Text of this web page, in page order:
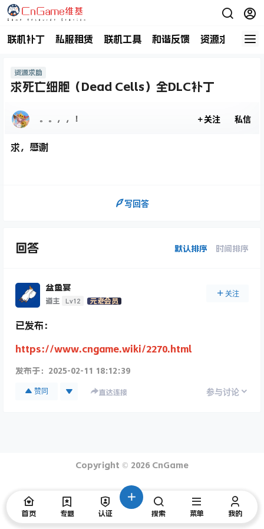
联机补丁 私服租赁 联机工具 和谐反馈 资源求助 商
资源求助
求死亡细胞（Dead Cells）全DLC补丁
。。，，！ 关注 私信
求，感谢
写回答
回答 默认排序 时间排序
盆鱼宴
道主 Lv12 元老会员
关注
已发布：
https://www.cngame.wiki/2270.html
发布于： 2025-02-11 18:12:39
赞同 直达连接 参与讨论
Copyright © 2026 CnGame
首页 专题 认证 搜索 菜单 我的